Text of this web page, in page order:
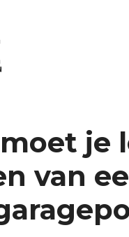
je
van